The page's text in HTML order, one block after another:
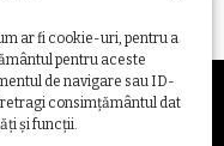
ar fi cookie-uri, pentru a
pentru aceste
de navigare sau ID-
consimțământul dat
și funcții.